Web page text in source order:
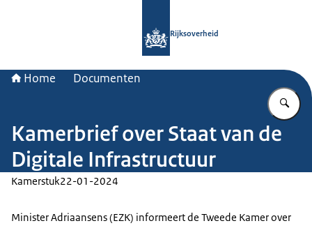
Rijksoverheid
Home Documenten
Kamerbrief over Staat van de
Digitale Infrastructuur
Kamerstuk22-01-2024
Minister Adriaansens (EZK) informeert de Tweede Kamer over